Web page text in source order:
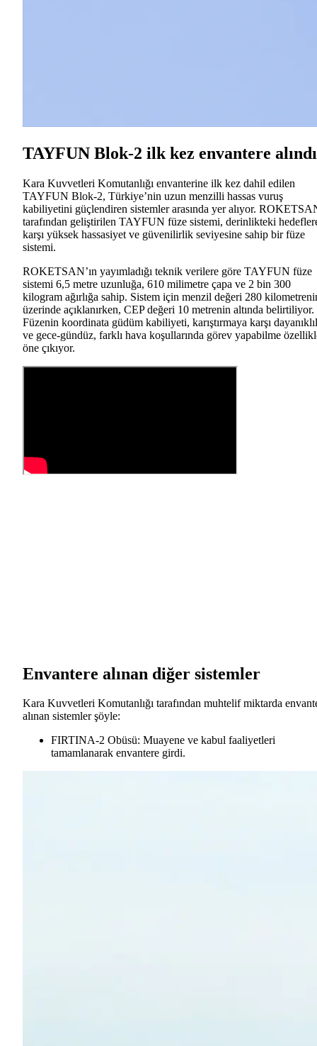
TAYFUN Blok-2 ilk kez envantere alındı
Kara Kuvvetleri Komutanlığı envanterine ilk kez dahil edilen
TAYFUN Blok-2, Türkiye’nin uzun menzilli hassas vuruş
kabiliyetini güçlendiren sistemler arasında yer alıyor.
tarafından geliştirilen TAYFUN füze sistemi, derinlikteki
karşı yüksek hassasiyet ve güvenilirlik seviyesine sahip bir füze
sistemi.
ROKETSAN’ın yayımladığı teknik verilere göre TAYFUN füze
sistemi 6,5 metre uzunluğa, 610 milimetre çapa ve 2 bin 300
kilogram ağırlığa sahip. Sistem için menzil değeri 280
üzerinde açıklanırken, CEP değeri 10 metrenin altında belirtiliyor.
Füzenin koordinata güdüm kabiliyeti, karıştırmaya karşı
ve gece-gündüz, farklı hava koşullarında görev yapabilme
öne çıkıyor.
Envantere alınan diğer sistemler
Kara Kuvvetleri Komutanlığı tarafından muhtelif miktarda
alınan sistemler şöyle:
FIRTINA-2 Obüsü: Muayene ve kabul faaliyetleri
tamamlanarak envantere girdi.